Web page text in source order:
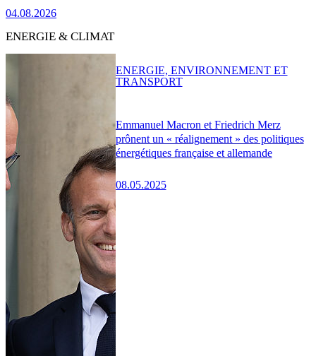
04.08.2026
ENERGIE & CLIMAT
Emmanuel Macron et Friedrich Merz
prônent un « réalignement » des politiques
énergétiques française et allemande
08.05.2025
ENERGIE, ENVIRONNEMENT ET
TRANSPORT